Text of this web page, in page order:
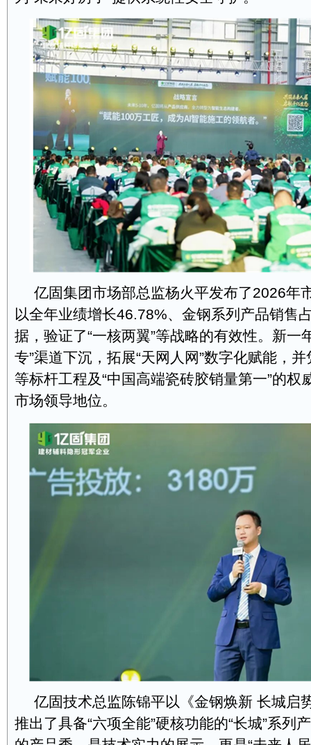
亿固集团市场部总监杨火平发布了2026年
以全年业绩增长46.78%、金钢系列产品销售
据，验证了“一核两翼”等战略的有效性。新一
专”渠道下沉，拓展“天网人网”数字化赋能，
等标杆工程及“中国高端瓷砖胶销量第一”的权
市场领导地位。
亿固技术总监陈锦平以《金钢焕新 长城启
推出了具备“六项全能”硬核功能的“长城”系列